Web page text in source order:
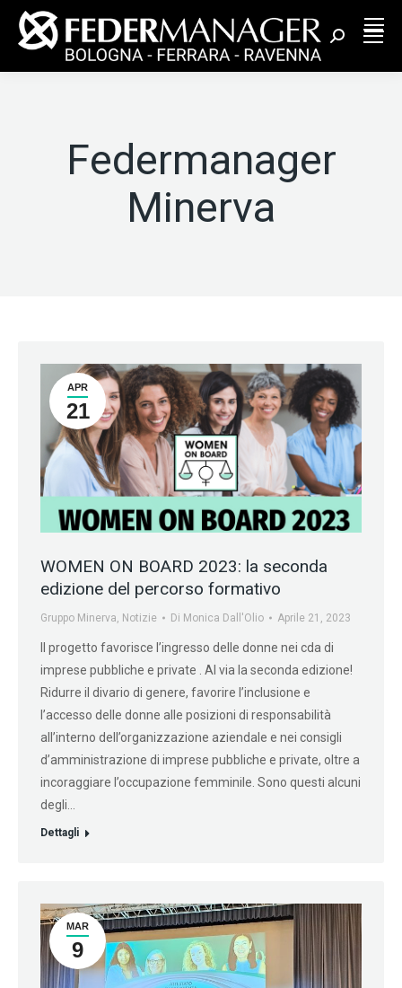
Cerca:
Federmanager
Minerva
APR
21
WOMEN ON BOARD 2023: la seconda
edizione del percorso formativo
Gruppo Minerva Notizie Di Monica Dall'Olio Aprile 21, 2023
Il progetto favorisce l’ingresso delle donne nei cda di
imprese pubbliche e private . Al via la seconda edizione!
Ridurre il divario di genere, favorire l’inclusione e
l’accesso delle donne alle posizioni di responsabilità
all’interno dell’organizzazione aziendale e nei consigli
d’amministrazione di imprese pubbliche e private, oltre a
incoraggiare l’occupazione femminile. Sono questi alcuni
degli…
Dettagli
MAR
9